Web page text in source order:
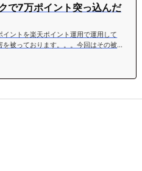
で7万ポイント突っ込んだ
ントを楽天ポイント運用で運用して
被っております。。。今回はその被